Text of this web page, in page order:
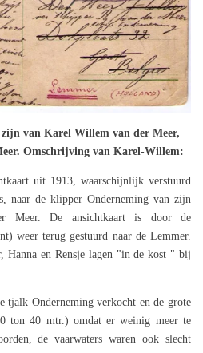
van Karel Willem van der Meer,
Omschrijving van Karel-Willem:
uit 1913, waarschijnlijk verstuurd
naar de klipper Onderneming van zijn
Meer. De ansichtkaart is door de
weer terug gestuurd naar de Lemmer.
Hanna en Rensje lagen "in de kost " bij
tjalk Onderneming verkocht en de grote
ton 40 mtr.) omdat er weinig meer te
de vaarwaters waren ook slecht